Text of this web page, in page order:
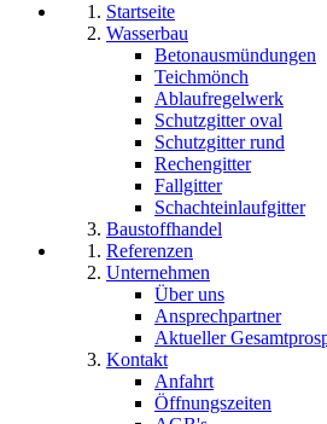
Startseite
Wasserbau
Betonausmündungen
Teichmönch
Ablaufregelwerk
Schutzgitter oval
Schutzgitter rund
Rechengitter
Fallgitter
Schachteinlaufgitter
Baustoffhandel
Referenzen
Unternehmen
Über uns
Ansprechpartner
Aktueller
Kontakt
Anfahrt
Öffnungszeiten